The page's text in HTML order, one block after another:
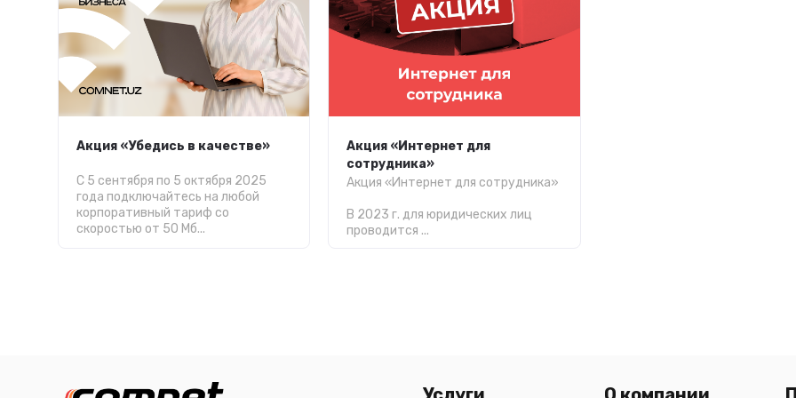
Акция «Убедись в качестве»
С 5 сентября по 5 октября 2025
года подключайтесь на любой
корпоративный тариф со
скоростью от 50 Мб...
Акция «Интернет для
сотрудника»
Акция «Интернет для сотрудника»
В 2023 г. для юридических лиц
проводится ...